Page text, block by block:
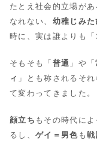
たとえ社会的立場が
なれない、 幼稚じみた
時に、実は誰よりも「
そもそも「普通 」や「
ィ 」とも称されるそ
て変わってきました。
顔立ち もその時代によ
るし、ゲイ＝男色も戦